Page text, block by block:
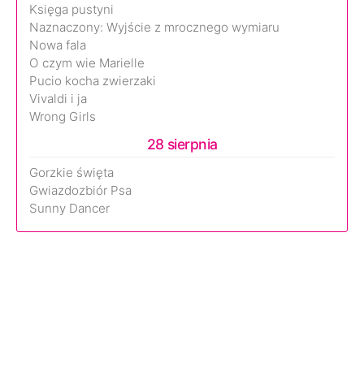
Księga pustyni
Naznaczony: Wyjście z mrocznego wymiaru
Nowa fala
O czym wie Marielle
Pucio kocha zwierzaki
Vivaldi i ja
Wrong Girls
28 sierpnia
Gorzkie święta
Gwiazdozbiór Psa
Sunny Dancer